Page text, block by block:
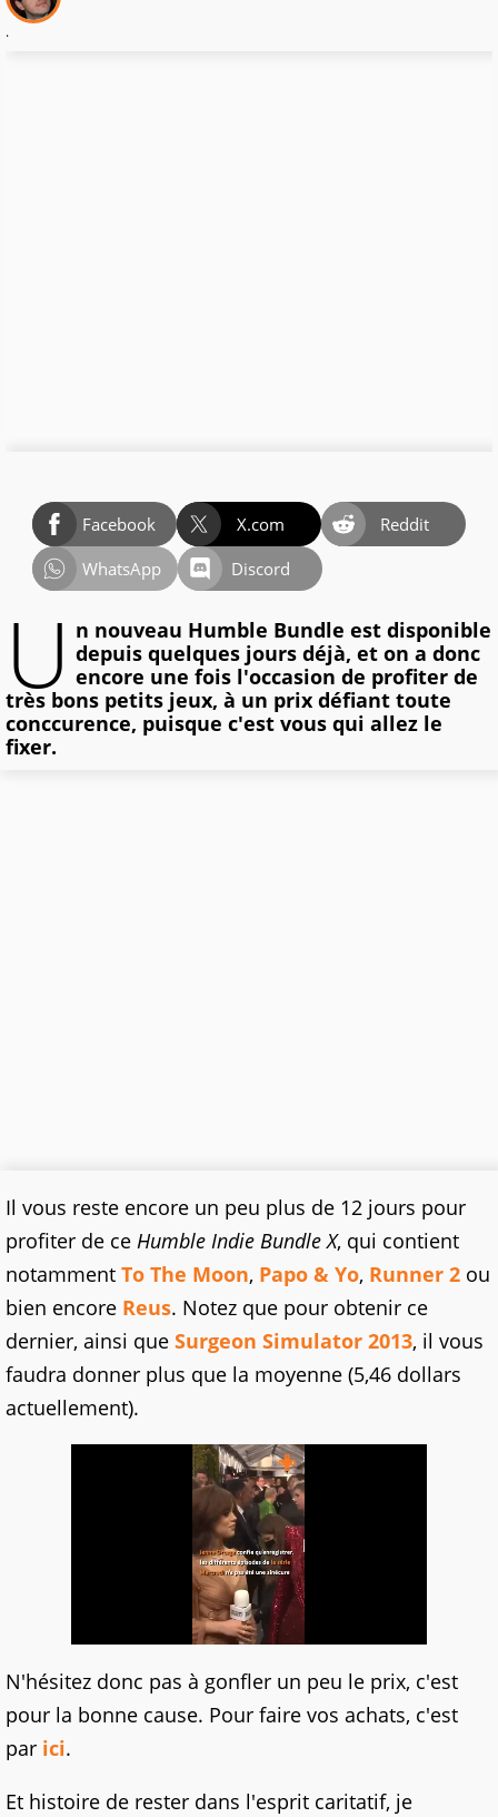
.
Facebook X.com
Reddit
WhatsApp
Discord
U n nouveau Humble Bundle est disponible
depuis quelques jours déjà, et on a donc
encore une fois l'occasion de profiter de
très bons petits jeux, à un prix défiant toute
conccurence, puisque c'est vous qui allez le
fixer.
Il vous reste encore un peu plus de 12 jours pour
profiter de ce Humble Indie Bundle X, qui contient
notamment To The Moon, Papo & Yo, Runner 2 ou
bien encore Reus. Notez que pour obtenir ce
dernier, ainsi que Surgeon Simulator 2013, il vous
faudra donner plus que la moyenne (5,46 dollars
actuellement).
N'hésitez donc pas à gonfler un peu le prix, c'est
pour la bonne cause. Pour faire vos achats, c'est
par ici.
Et histoire de rester dans l'esprit caritatif, je